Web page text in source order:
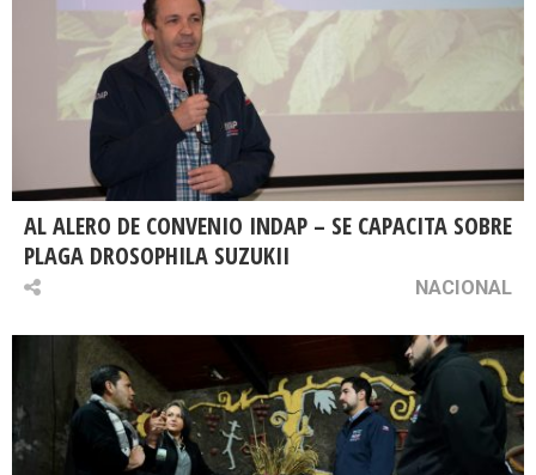
AL ALERO DE CONVENIO INDAP – SE CAPACITA SOBRE
PLAGA DROSOPHILA SUZUKII
NACIONAL